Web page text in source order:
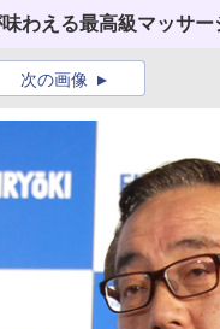
わえる最高級マッサー
次の画像